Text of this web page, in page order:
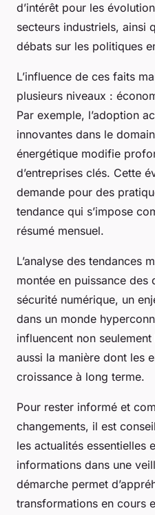
d’intérêt pour les
secteurs industriels, ainsi
débats sur les politiques
L’influence de ces faits
plusieurs niveaux :
Par exemple, l’adoption
innovantes dans le
énergétique modifie
d’entreprises clés. Cette
demande pour des
tendance qui s’impose
résumé mensuel.
L’analyse des tendances
montée en puissance des
sécurité numérique, un
dans un monde
influencent non
aussi la manière dont les
croissance à long terme.
Pour rester informé et
changements, il est
les actualités essentielles
informations dans une
démarche permet
transformations en cours